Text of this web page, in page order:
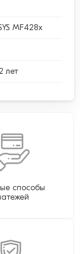
MF428x
лет
способы